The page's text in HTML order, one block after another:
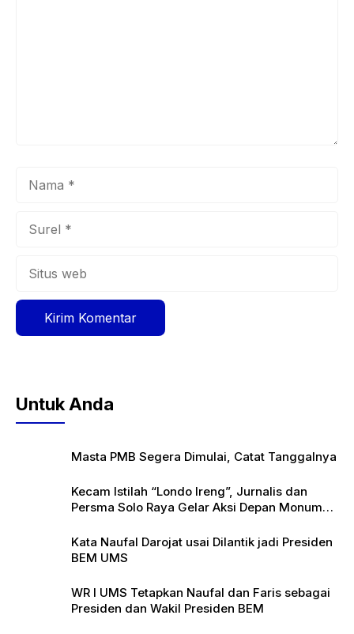
Untuk Anda
Masta PMB Segera Dimulai, Catat Tanggalnya
Kecam Istilah “Londo Ireng”, Jurnalis dan
Persma Solo Raya Gelar Aksi Depan Monumen
Kata Naufal Darojat usai Dilantik jadi Presiden
BEM UMS
WR I UMS Tetapkan Naufal dan Faris sebagai
Presiden dan Wakil Presiden BEM